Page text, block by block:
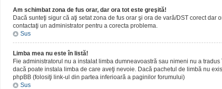
Am schimbat zona de fus orar, dar ora tot este greşită!
Dacă sunteţi sigur că aţi setat zona de fus orar şi ora de vară/DST corect
contactaţi un administrator pentru a corecta problema.
Sus
Limba mea nu este în listă!
Fie administratorul nu a instalat limba dumneavoastră sau nimeni nu a
dacă poate instala limba de care aveţi nevoie. Dacă pachetul de limbă nu
phpBB (folosiţi link-ul din partea inferioară a paginilor forumului)
Sus